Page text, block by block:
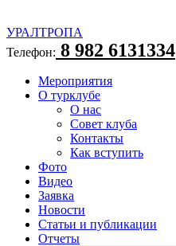
УРАЛТРОПА
Телефон: 8 982 6131334
Мероприятия
О турклубе
О нас
Совет клуба
Контакты
Как вступить
Фото
Видео
Заявка
Новости
Статьи и публикации
Отчеты